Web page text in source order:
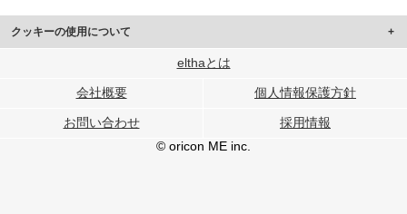
クッキーの使用について
このサイトでは Cookie を使用して、ユーザーに合わせたコンテンツや広告の
行っています。
メディアや広告配信、データ解析の各パートナーに提供しています。
各パートナーは、この情報とユーザーが各パートナーに提供した他の情報や、
ユーザーが各パートナーのサービスを使用したときに収集した他の情報を組み
elthaとは
会社概要 個人情報保護方針
お問い合わせ
採用情報
© oricon ME inc.